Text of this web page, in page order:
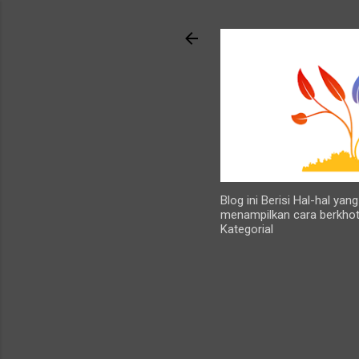
Blog ini Berisi Hal-hal
menampilkan cara
Kategorial